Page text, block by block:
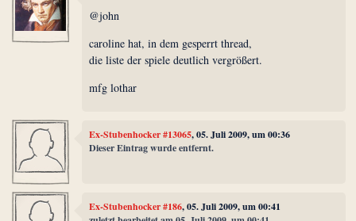
@john
caroline hat, in dem gesperrt thread,
die liste der spiele deutlich vergrößert.
mfg lothar
Ex-Stubenhocker #13065, 05. Juli 2009, um 00:36
Dieser Eintrag wurde entfernt.
Ex-Stubenhocker #186, 05. Juli 2009, um 00:41